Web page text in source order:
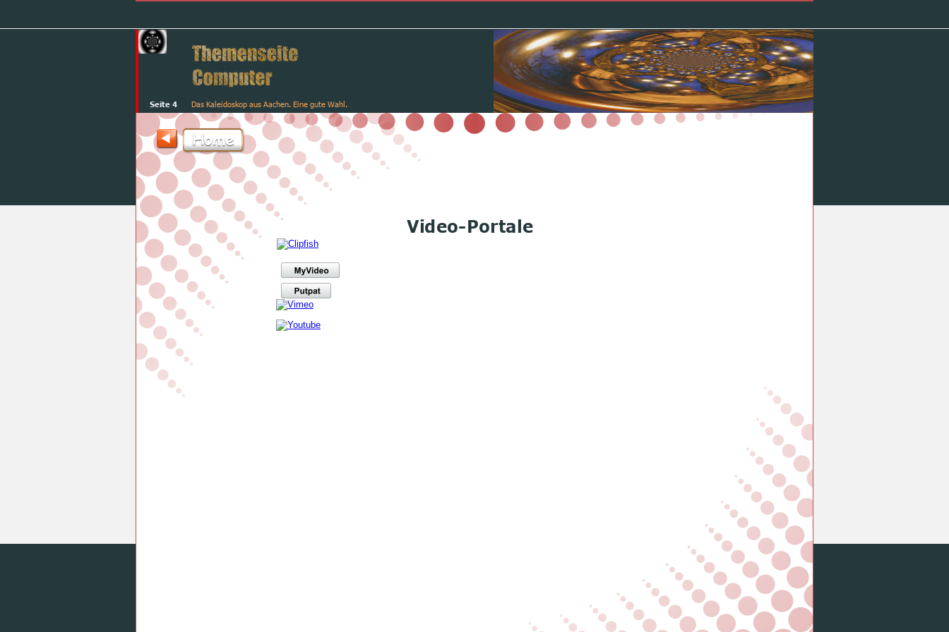
Das Kaleidoskop aus Aachen. Eine gute Wahl.
Seite 4
Home
Video-Portale